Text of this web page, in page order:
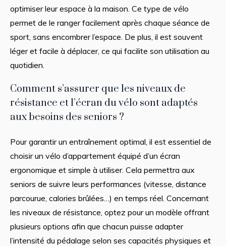
optimiser leur espace à la maison. Ce type de vélo
permet de le ranger facilement après chaque séance de
sport, sans encombrer l’espace. De plus, il est souvent
léger et facile à déplacer, ce qui facilite son utilisation au
quotidien.
Comment s’assurer que les niveaux de
résistance et l’écran du vélo sont adaptés
aux besoins des seniors ?
Pour garantir un entraînement optimal, il est essentiel de
choisir un vélo d’appartement équipé d’un écran
ergonomique et simple à utiliser. Cela permettra aux
seniors de suivre leurs performances (vitesse, distance
parcourue, calories brûlées…) en temps réel. Concernant
les niveaux de résistance, optez pour un modèle offrant
plusieurs options afin que chacun puisse adapter
l’intensité du pédalage selon ses capacités physiques et